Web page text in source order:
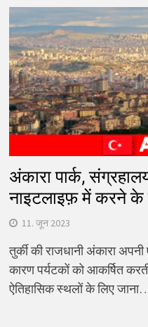
अंकारा पार्क,
नाइटलाइफ़ में करने के
11. जून 2023
तुर्की की राजधानी अंकारा
कारण पर्यटकों को आकर्षित
ऐतिहासिक स्थलों के लिए